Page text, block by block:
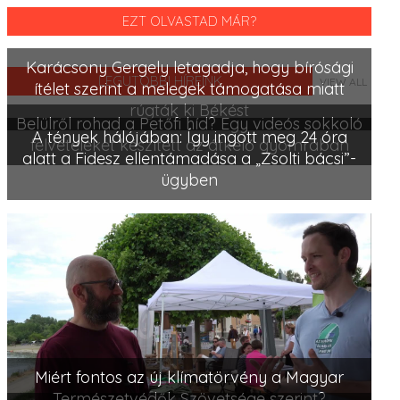
EZT OLVASTAD MÁR?
LEGUTÓBBI HÍREINK VIEW ALL
Karácsony Gergely letagadja, hogy bírósági
ítélet szerint a melegek támogatása miatt
rúgták ki Békést
Belülről rohad a Petőfi híd? Egy videós sokkoló
felvételeket készített az átkelő gyomrában
A tények hálójában: Így ingott meg 24 óra
alatt a Fidesz ellentámadása a „Zsolti bácsi”-
ügyben
Miért fontos az új klímatörvény a Magyar